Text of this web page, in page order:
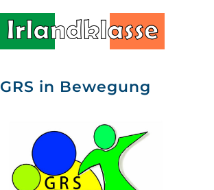
GRS in Bewegung